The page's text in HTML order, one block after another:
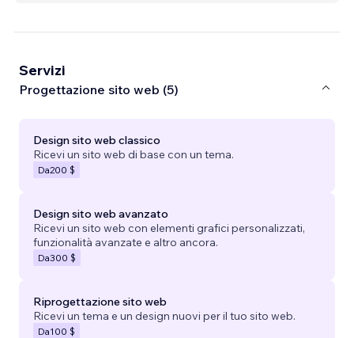
Servizi
Progettazione sito web (5)
Design sito web classico
Ricevi un sito web di base con un tema.
Da200 $
Design sito web avanzato
Ricevi un sito web con elementi grafici personalizzati,
funzionalità avanzate e altro ancora.
Da300 $
Riprogettazione sito web
Ricevi un tema e un design nuovi per il tuo sito web.
Da100 $